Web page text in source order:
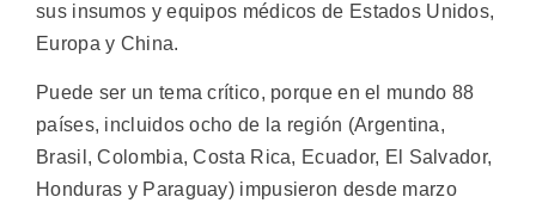
sus insumos y equipos médicos de Estados Unidos,
Europa y China.
Puede ser un tema crítico, porque en el mundo 88
países, incluidos ocho de la región (Argentina,
Brasil, Colombia, Costa Rica, Ecuador, El Salvador,
Honduras y Paraguay) impusieron desde marzo